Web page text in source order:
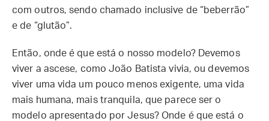
com outros, sendo chamado inclusive de “beberrão”
e de “glutão”.
Então, onde é que está o nosso modelo? Devemos
viver a ascese, como João Batista vivia, ou devemos
viver uma vida um pouco menos exigente, uma vida
mais humana, mais tranquila, que parece ser o
modelo apresentado por Jesus? Onde é que está o